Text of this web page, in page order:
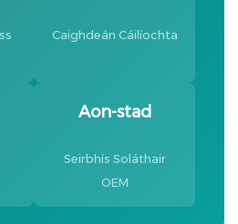
Caighdeán Cáilíochta
Aon-stad
Seirbhís Soláthair
OEM